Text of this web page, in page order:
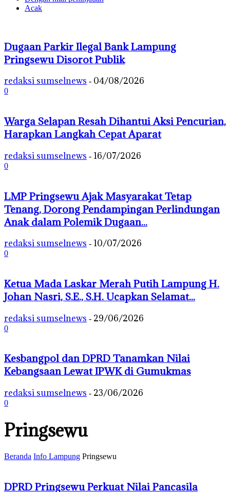
Acak
Dugaan Parkir Ilegal Bank Lampung
Pringsewu Disorot Publik
redaksi sumselnews - 04/08/2026
0
Warga Selapan Resah Dihantui Aksi Pencurian,
Harapkan Langkah Cepat Aparat
redaksi sumselnews - 16/07/2026
0
LMP Pringsewu Ajak Masyarakat Tetap
Tenang, Dorong Pendampingan Perlindungan
Anak dalam Polemik Dugaan...
redaksi sumselnews - 10/07/2026
0
Ketua Mada Laskar Merah Putih Lampung H.
Johan Nasri, S.E., S.H. Ucapkan Selamat...
redaksi sumselnews - 29/06/2026
0
Kesbangpol dan DPRD Tanamkan Nilai
Kebangsaan Lewat IPWK di Gumukmas
redaksi sumselnews - 23/06/2026
0
Pringsewu
Beranda Info Lampung Pringsewu
DPRD Pringsewu Perkuat Nilai Pancasila